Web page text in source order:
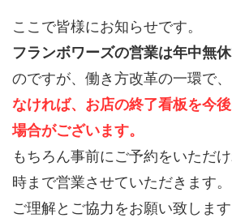
ここで皆様にお知らせです。
フランボワーズの営業は年中無
のですが、働き方改革の一環で、
なければ、お店の終了看板を今
場合がございます。
もちろん事前にご予約をいただ
時まで営業させていただきます。
ご理解とご協力をお願い致します